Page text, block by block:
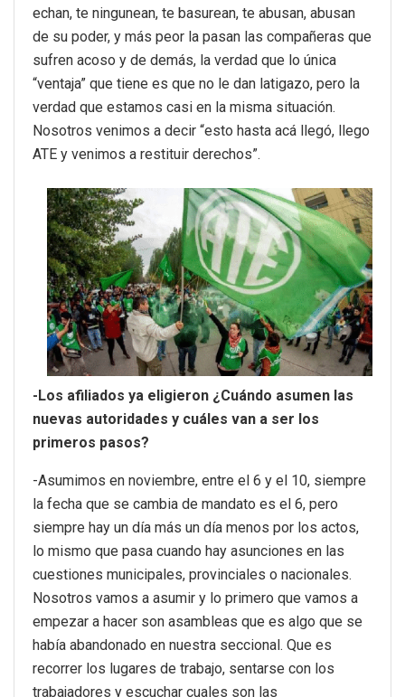
echan, te ningunean, te basurean, te abusan, abusan
de su poder, y más peor la pasan las compañeras que
sufren acoso y de demás, la verdad que lo única
“ventaja” que tiene es que no le dan latigazo, pero la
verdad que estamos casi en la misma situación.
Nosotros venimos a decir “esto hasta acá llegó, llego
ATE y venimos a restituir derechos”.
-Los afiliados ya eligieron ¿Cuándo asumen las
nuevas autoridades y cuáles van a ser los
primeros pasos?
-Asumimos en noviembre, entre el 6 y el 10, siempre
la fecha que se cambia de mandato es el 6, pero
siempre hay un día más un día menos por los actos,
lo mismo que pasa cuando hay asunciones en las
cuestiones municipales, provinciales o nacionales.
Nosotros vamos a asumir y lo primero que vamos a
empezar a hacer son asambleas que es algo que se
había abandonado en nuestra seccional. Que es
recorrer los lugares de trabajo, sentarse con los
trabajadores y escuchar cuales son las